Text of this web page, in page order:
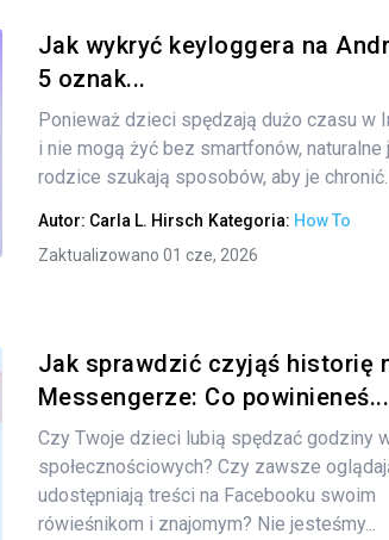
Udostępnij
Facebook Kopiuj link
Jak wykryć keyloggera na
5 oznak...
Ponieważ dzieci spędzają dużo czasu w
i nie mogą żyć bez smartfonów, naturalne
rodzice szukają sposobów, aby je chronić.
Autor: Carla L. Hirsch Kategoria: How To
Zaktualizowano 01 cze, 2026
Udostępnij
Jak sprawdzić czyjąś historię
Messengerze: Co powinieneś...
Czy Twoje dzieci lubią spędzać godziny
społecznościowych? Czy zawsze
udostępniają treści na Facebooku swoim
rówieśnikom i znajomym? Nie jesteśmy...